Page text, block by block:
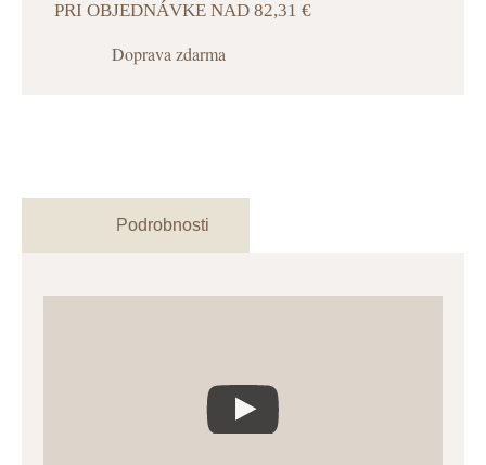
PRI OBJEDNÁVKE NAD 82,31 €
Doprava zdarma
Podrobnosti